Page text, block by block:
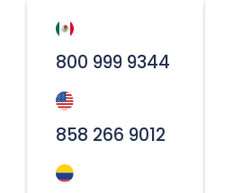
800 999 9344
858 266 9012